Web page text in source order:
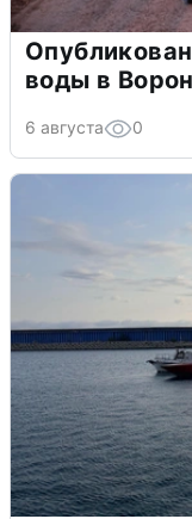
воды в
6 августа 0